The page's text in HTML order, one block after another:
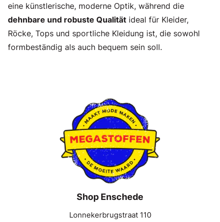
eine künstlerische, moderne Optik, während die
dehnbare und robuste Qualität ideal für Kleider,
Röcke, Tops und sportliche Kleidung ist, die sowohl
formbeständig als auch bequem sein soll.
Shop Enschede
Lonnekerbrugstraat 110